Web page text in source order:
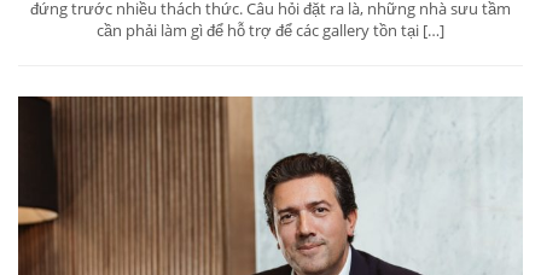
đứng trước nhiều thách thức. Câu hỏi đặt ra là, những nhà sưu tầm
cần phải làm gì để hỗ trợ để các gallery tồn tại […]